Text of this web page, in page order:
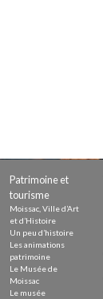
Patrimoine et
tourisme
Moissac, Ville d’Art
et d’Histoire
Un peu d’histoire
Les animations
patrimoine
Le Musée de
Moissac
Le musée